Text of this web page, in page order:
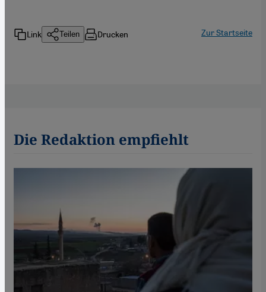
Link Teilen Drucken Zur Startseite
Die Redaktion empfiehlt